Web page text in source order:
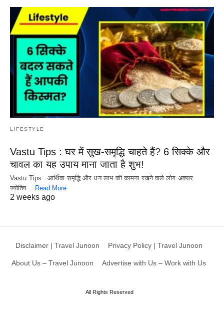
LIFESTYLE
Vastu Tips : घर में सुख-समृद्धि चाहते हैं? 6 सिक्के और
चावल का यह उपाय माना जाता है शुभ!
Vastu Tips : आर्थिक समृद्धि और धन लाभ की कामना रखने वाले लोग अक्सर
ज्योतिष… Read More
2 weeks ago
Disclaimer | Travel Junoon Privacy Policy | Travel Junoon
About Us – Travel Junoon Advertise with Us – Work with Us
All Rights Reserved